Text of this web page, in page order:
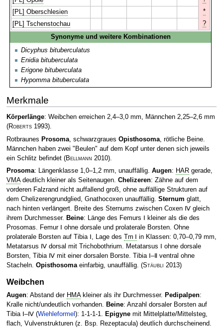
[PL] Oberschlesien
*
[PL] Tschenstochau
?
Synonyme und weitere Kombinationen
Dicyphus bituberculatus
Enidia bituberculata
Erigone bituberculata
Hypomma bituberculata
Merkmale
Körperlänge: Weibchen erreichen 2,4–3,0 mm, Männchen 2,25–2,6 mm
(Roberts1993).
Rotbraunes Prosoma, schwarzgraues Opisthosoma, rötliche Beine.
Männchen haben zwei "Beulen" auf dem Kopf unter denen sich jeweils
ein Schlitz befindet (Bellmann 2010).
Prosoma: Längenklasse 1,0–1,2 mm, unauffällig. Augen: HARgerade,
VMAdeutlich kleiner als Seitenaugen. Chelizeren: Zähne auf dem
vorderen Falzrand nicht auffallend groß, ohne auffällige Strukturen auf
dem Chelizerengrundglied, Gnathocoxen unauffällig. Sternum glatt,
nach hinten verlängert. Breite des Sternums zwischen Coxen Ⅳ gleich
ihrem Durchmesser. Beine: Länge des Femurs Ⅰ kleiner als die des
Prosomas. Femur Ⅰ ohne dorsale und prolaterale Borsten. Ohne
prolaterale Borsten auf Tibia Ⅰ, Lage des
Tm Ⅰ
in Klassen: 0,70–0,79 mm,
Metatarsus Ⅳ dorsal mit Trichobothrium. Metatarsus Ⅰ ohne dorsale
Borsten, Tibia Ⅳ mit einer dorsalen Borste. Tibia Ⅰ–Ⅱ ventral ohne
Stacheln. Opisthosomaeinfarbig, unauffällig. (Stäubli 2013)
Weibchen
Augen: Abstand der HMAkleiner als ihr Durchmesser. Pedipalpen:
Kralle nicht/undeutlich vorhanden. Beine: Anzahl dorsaler Borsten auf
Tibia Ⅰ–Ⅳ (Wiehleformel ): 1-1-1-1. Epigynemit Mittelplatte/Mittelsteg,
flach, Vulvenstrukturen (z. Bsp. Rezeptacula) deutlich durchscheinend.